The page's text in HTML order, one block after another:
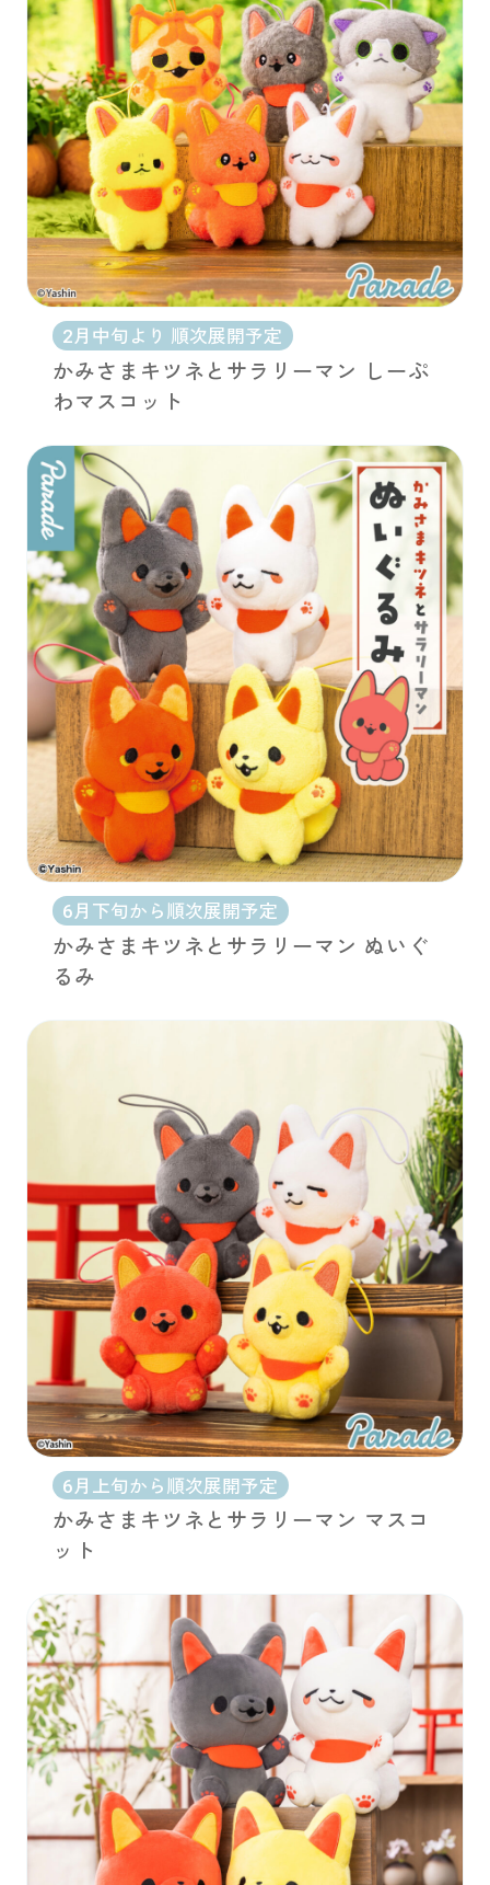
2月中旬より 順次展開予定
かみさまキツネとサラリーマン しーぷ
わマスコット
6月下旬から順次展開予定
かみさまキツネとサラリーマン ぬいぐ
るみ
6月上旬から順次展開予定
かみさまキツネとサラリーマン マスコ
ット